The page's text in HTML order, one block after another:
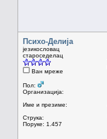
Психо-Делија
језикословац
староседелац
Ван мреже
Пол:
Организација:
Име и презиме:
Струка:
Поруке: 1.457